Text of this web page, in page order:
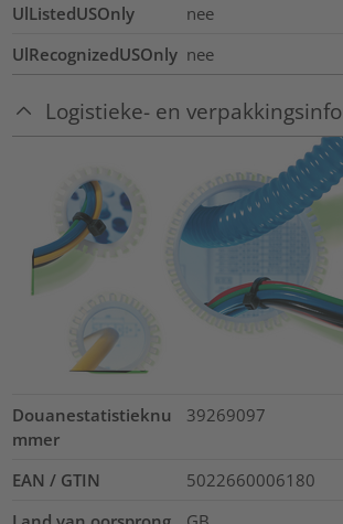
UlListedUSOnly
nee
UlRecognizedUSOnly nee
Logistieke- en
Douanestatistieknu
mmer
39269097
EAN / GTIN
5022660006180